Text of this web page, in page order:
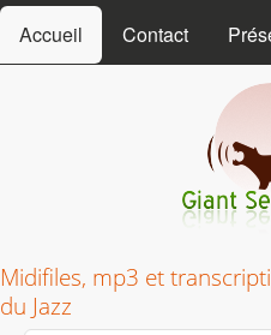
MAIN MENU
Accueil Contact
Giant
Midifiles, mp3 et
du Jazz